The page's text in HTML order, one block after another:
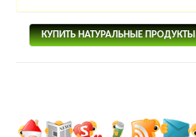
КУПИТЬ НАТУРАЛЬНЫЕ ПРОДУКТЫ